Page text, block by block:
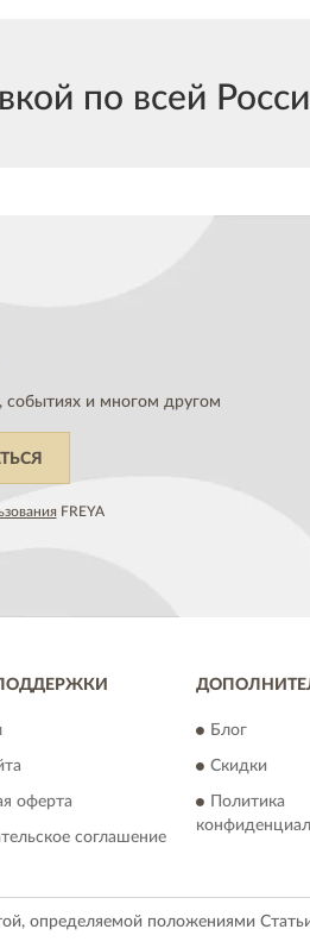
по всей
событиях и многом другом
FREYA
оферта
соглашение
Блог
Скидки
Политика
определяемой положениями